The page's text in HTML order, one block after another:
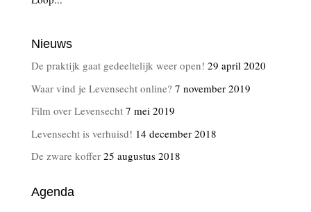
Nieuws
De praktijk gaat gedeeltelijk weer open! 29 april 2020
Waar vind je Levensecht online? 7 november 2019
Film over Levensecht 7 mei 2019
Levensecht is verhuisd! 14 december 2018
De zware koffer 25 augustus 2018
Agenda